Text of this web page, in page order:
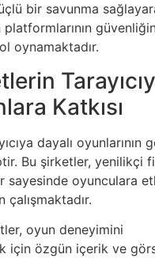
bir savunma
oynamaktadır.
Katkısı
dayalı oyunlarının
Bu şirketler, yenilikçi
sayesinde oyunculara
oyun deneyimini
için özgün içerik ve